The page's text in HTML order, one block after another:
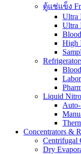
ตู้แช่แข็ง
Ultra
Ultra
High
Liquid
Concentrators &
Centrifugal
Dry